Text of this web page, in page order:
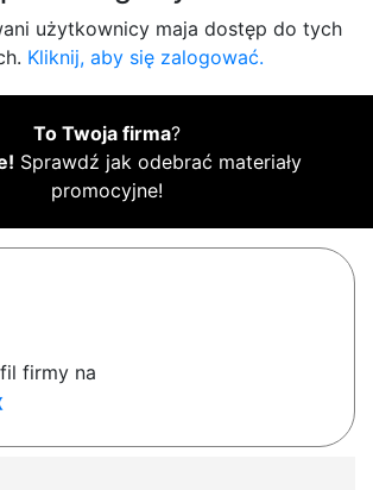
użytkownicy maja dostęp do tych
Kliknij, aby się zalogować.
To Twoja firma?
Sprawdź jak odebrać materiały
promocyjne!
firmy na